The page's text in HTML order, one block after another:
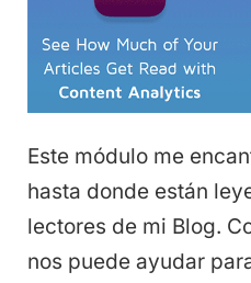
Este módulo me
hasta donde están
lectores de mi Blog.
nos puede ayudar